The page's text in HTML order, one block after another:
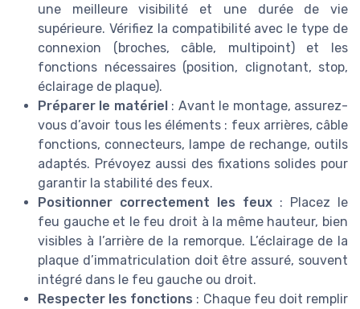
une meilleure visibilité et une durée de vie
supérieure. Vérifiez la compatibilité avec le type de
connexion (broches, câble, multipoint) et les
fonctions nécessaires (position, clignotant, stop,
éclairage de plaque).
Préparer le matériel: Avant le montage, assurez-
vous d’avoir tous les éléments : feux arrières, câble
fonctions, connecteurs, lampe de rechange, outils
adaptés. Prévoyez aussi des fixations solides pour
garantir la stabilité des feux.
Positionner correctement les feux : Placez le
feu gauche et le feu droit à la même hauteur, bien
visibles à l’arrière de la remorque. L’éclairage de la
plaque d’immatriculation doit être assuré, souvent
intégré dans le feu gauche ou droit.
Respecter les fonctions : Chaque feu doit remplir